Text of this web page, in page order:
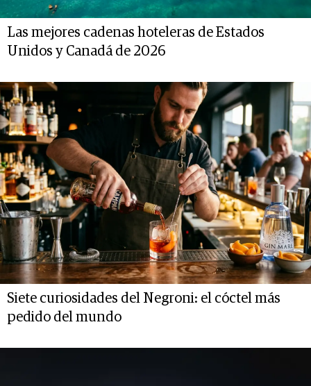
Las mejores cadenas hoteleras de Estados
Unidos y Canadá de 2026
Siete curiosidades del Negroni: el cóctel más
pedido del mundo